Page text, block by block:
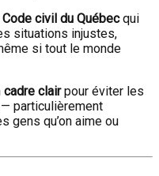
Code civil du Québecqui
situations injustes,
si tout le monde
cadre clairpour éviter les
particulièrement
gens qu’on aime ou